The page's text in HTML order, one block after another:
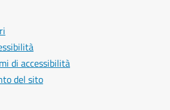
di accessibilità
del sito